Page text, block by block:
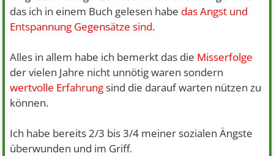
das ich in einem Buch gelesen habe das Angst und
Entspannung Gegensätze sind.
Alles in allem habe ich bemerkt das die Misserfolge
der vielen Jahre nicht unnötig waren sondern
wertvolle Erfahrungsind die darauf warten nützen zu
können.
Ich habe bereits 2/3 bis 3/4 meiner sozialen Ängste
überwunden und im Griff.